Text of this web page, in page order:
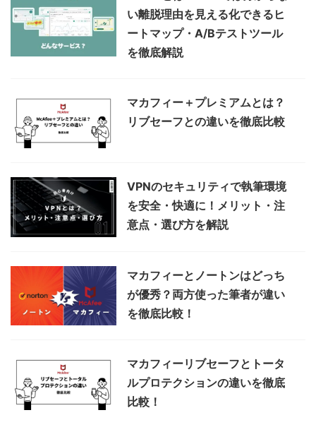
い離脱理由を見える化できるヒ
ートマップ・A/Bテストツール
を徹底解説
マカフィー＋プレミアムとは？
リブセーフとの違いを徹底比較
VPNのセキュリティで執筆環境
を安全・快適に！メリット・注
意点・選び方を解説
マカフィーとノートンはどっち
が優秀？両方使った筆者が違い
を徹底比較！
マカフィーリブセーフとトータ
ルプロテクションの違いを徹底
比較！